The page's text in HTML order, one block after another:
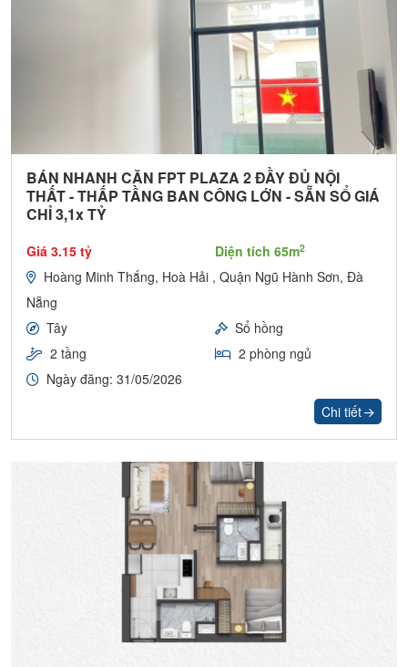
BÁN NHANH CĂN FPT PLAZA 2 ĐẦY ĐỦ NỘI
THẤT - THẤP TẦNG BAN CÔNG LỚN - SẴN SỔ GIÁ
CHỈ 3,1x TỶ
Giá 3.15 tỷ Diện tích 65m2
Hoàng Minh Thắng, Hoà Hải , Quận Ngũ Hành Sơn, Đà
Nẵng
Tây
Sổ hồng
2 tầng
2 phòng ngủ
Ngày đăng: 31/05/2026
Chi tiết